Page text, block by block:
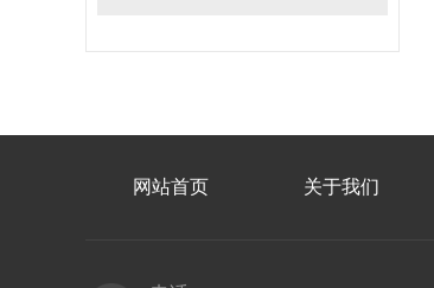
网站首页 关于我们